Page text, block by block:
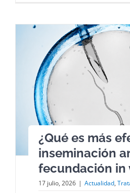
¿Qué es más
inseminación
fecundación in
17 julio, 2026 | Actualidad,